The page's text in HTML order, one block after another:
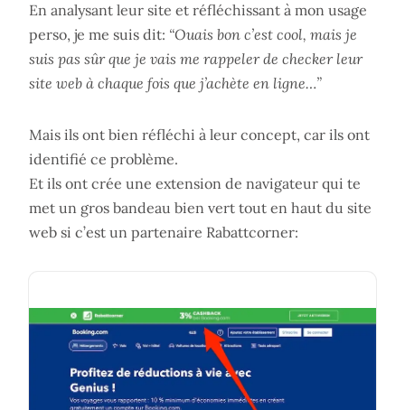
En analysant leur site et réfléchissant à mon usage
perso, je me suis dit: “Ouais bon c’est cool, mais je
suis pas sûr que je vais me rappeler de checker leur
site web à chaque fois que j’achète en ligne…”
Mais ils ont bien réfléchi à leur concept, car ils ont
identifié ce problème.
Et ils ont crée une extension de navigateur qui te
met un gros bandeau bien vert tout en haut du site
web si c’est un partenaire Rabattcorner: